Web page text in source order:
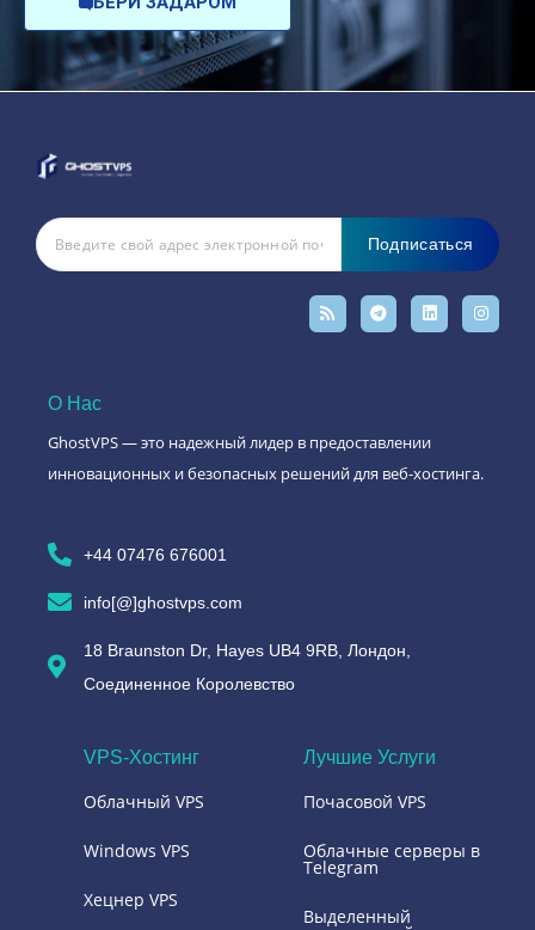
Подписаться
О Нас
GhostVPS — это надежный лидер в предоставлении
инновационных и безопасных решений для веб-хостинга.
+44 07476 676001
info[@]ghostvps.com
18 Braunston Dr, Hayes UB4 9RB, Лондон,
Соединенное Королевство
VPS-Хостинг
Облачный VPS
Windows VPS
Хецнер VPS
Лучшие Услуги
Почасовой VPS
Облачные серверы в
Telegram
Выделенный